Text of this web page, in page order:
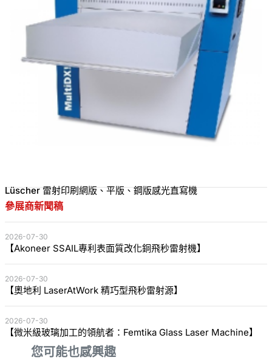
Lüscher 雷射印刷網版、平版、鋼版感光直寫機
參展商新聞稿
2026-07-30
【Akoneer SSAIL專利表面質改化銅飛秒雷射機】
2026-07-30
【奧地利 LaserAtWork 精巧型飛秒雷射源】
2026-07-30
【微米級玻璃加工的領航者：Femtika Glass Laser Machine】
您可能也感興趣